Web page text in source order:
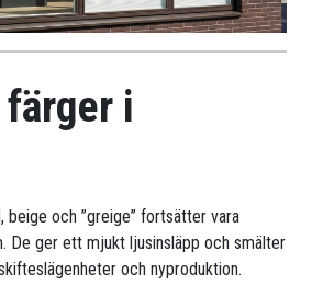
i
beige och ”greige” fortsätter vara
De ger ett mjukt ljusinsläpp och smälter
och nyproduktion.